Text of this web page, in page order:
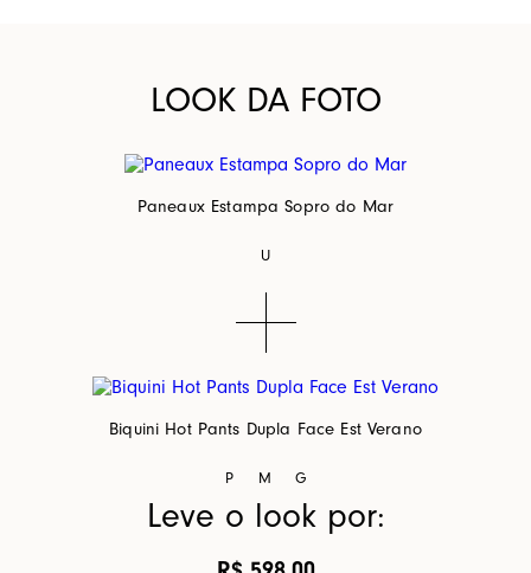
LOOK DA FOTO
Paneaux Estampa Sopro do Mar
U
Biquini Hot Pants Dupla Face Est Verano
P M G
Leve o look por: